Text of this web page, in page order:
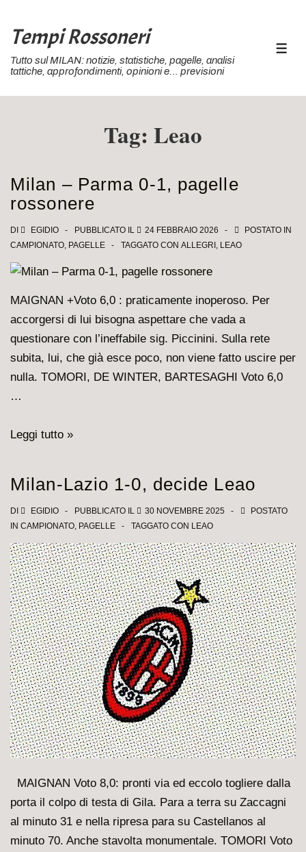
Vai
contenuto
Tempi Rossoneri
Tutto sul MILAN: notizie, statistiche, pagelle, analisi
tattiche, approfondimenti, opinioni e… previsioni
Tag: Leao
Milan – Parma 0-1, pagelle
rossonere
DI EGIDIO PUBBLICATO IL 24 FEBBRAIO 2026
POSTATO IN
CAMPIONATO, PAGELLE TAGGATO CON ALLEGRI , LEAO
MAIGNAN +Voto 6,0 : praticamente inoperoso. Per
accorgersi di lui bisogna aspettare che vada a
questionare con l’ineffabile sig. Piccinini. Sulla rete
subita, lui, che già esce poco, non viene fatto uscire per
nulla. TOMORI, DE WINTER, BARTESAGHI Voto 6,0
…
Milan
0-
1,
pagelle
rossonere
Leggi tutto »
Milan-Lazio 1-0, decide Leao
DI EGIDIO PUBBLICATO IL 30 NOVEMBRE 2025
IN CAMPIONATO, PAGELLE TAGGATO CON LEAO
MAIGNAN Voto 8,0: pronti via ed eccolo togliere dalla
porta il colpo di testa di Gila. Para a terra su Zaccagni
al minuto 31 e nella ripresa para su Castellanos al
minuto 70. Anche stavolta monumentale. TOMORI Voto